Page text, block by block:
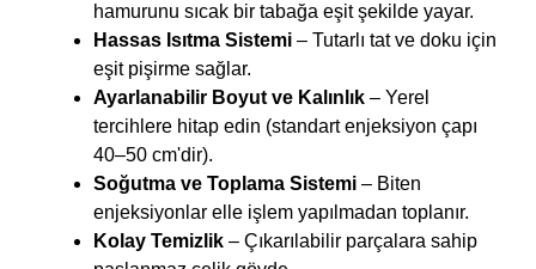
hamurunu sıcak bir tabağa eşit şekilde yayar.
Hassas Isıtma Sistemi – Tutarlı tat ve doku için
eşit pişirme sağlar.
Ayarlanabilir Boyut ve Kalınlık – Yerel
tercihlere hitap edin (standart enjeksiyon çapı
40–50 cm'dir).
Soğutma ve Toplama Sistemi – Biten
enjeksiyonlar elle işlem yapılmadan toplanır.
Kolay Temizlik – Çıkarılabilir parçalara sahip